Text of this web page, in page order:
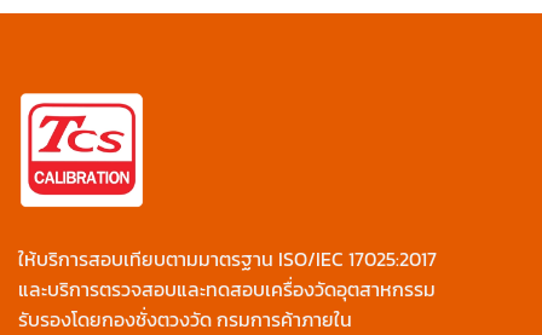
ให้บริการสอบเทียบตามมาตรฐาน ISO/IEC 17025:2017
และบริการตรวจสอบและทดสอบเครื่องวัดอุตสาหกรรม
รับรองโดยกองชั่งตวงวัด กรมการค้าภายใน